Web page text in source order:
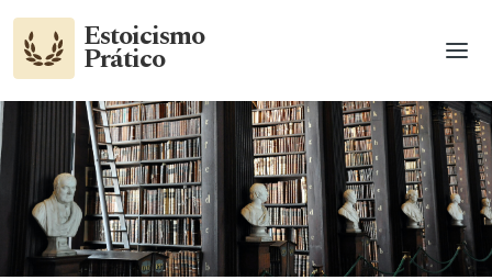
Estoicismo
Prático